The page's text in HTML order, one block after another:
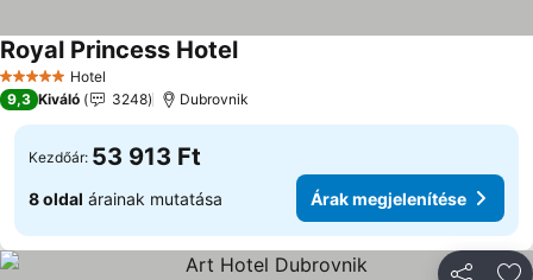
5 KategóriaHotel
Royal Princess HotelÁrak megjelenítése
9,3 Kiváló 3248 Dubrovnik
Kezdőár: 53 913 Ft
8 oldal árainak mutatása Árak megjelenítése